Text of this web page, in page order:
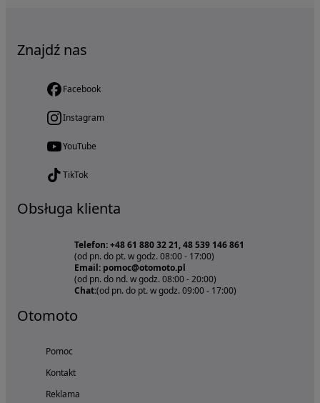
Znajdź nas
Facebook
Instagram
YouTube
TikTok
Obsługa klienta
Telefon: +48 61 880 32 21, 48 539 146 861
(od pn. do pt. w godz. 08:00 - 17:00)
Email: pomoc@otomoto.pl
(od pn. do nd. w godz. 08:00 - 20:00)
Chat:(od pn. do pt. w godz. 09:00 - 17:00)
Otomoto
Pomoc
Kontakt
Reklama